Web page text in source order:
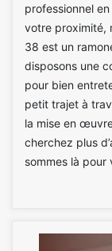
professionnel
votre proximité,
38 est un
disposons une
pour bien
petit trajet à
la mise en
cherchez plus
sommes là pour